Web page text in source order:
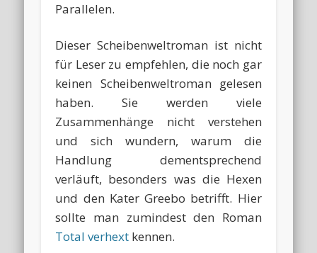
Parallelen.
Dieser Scheibenweltroman ist nicht
für Leser zu empfehlen, die noch gar
keinen Scheibenweltroman gelesen
haben. Sie werden viele
Zusammenhänge nicht verstehen
und sich wundern, warum die
Handlung dementsprechend
verläuft, besonders was die Hexen
und den Kater Greebo betrifft. Hier
sollte man zumindest den Roman
Total verhext kennen.